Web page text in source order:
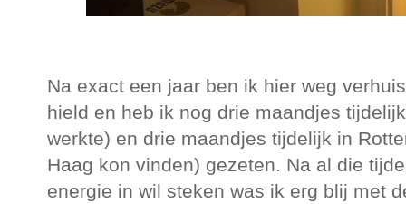
Na exact een jaar ben ik hier weg
hield en heb ik nog drie maandjes
werkte) en drie maandjes tijdelijk in
Haag kon vinden) gezeten. Na al die
energie in wil steken was ik erg blij met